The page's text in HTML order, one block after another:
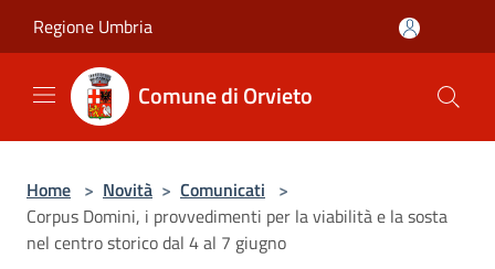
Regione Umbria
Comune di Orvieto
Home > Novità > Comunicati >
Corpus Domini, i provvedimenti per la viabilità e la sosta
nel centro storico dal 4 al 7 giugno